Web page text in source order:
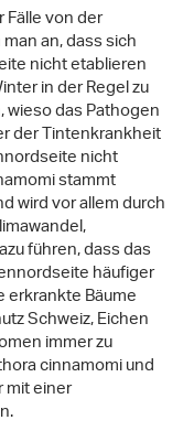
von der
an, dass sich
nicht etablieren
in der Regel zu
das Pathogen
der Tintenkrankheit
nicht
stammt
wird vor allem durch
führen, dass das
häufiger
erkrankte Bäume
Schweiz, Eichen
immer zu
cinnamomi und
einer